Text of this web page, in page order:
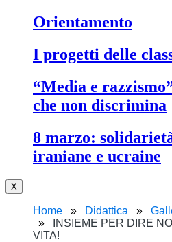
orientamento
i progetti delle
“media e razzismo”: l’informazione
che non discrimina
8 marzo: solidarietà alle donne
iraniane e ucraine
X
Home Didattica
INSIEME PER DIRE
VITA!